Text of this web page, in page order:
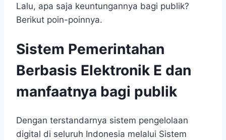
Lalu, apa saja keuntungannya bagi publik?
Berikut poin-poinnya.
Sistem Pemerintahan
Berbasis Elektronik E dan
manfaatnya bagi publik
Dengan terstandarnya sistem pengelolaan
digital di seluruh Indonesia melalui Sistem